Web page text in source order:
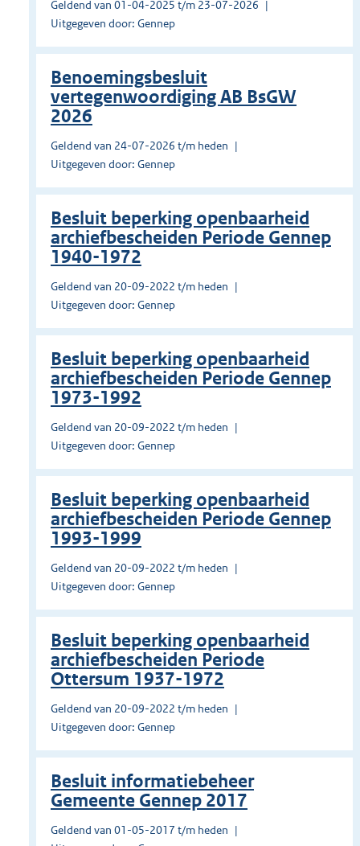
Geldend van 01-04-2025 t/m 23-07-2026
Uitgegeven door: Gennep
Benoemingsbesluit
vertegenwoordiging AB BsGW
2026
Geldend van 24-07-2026 t/m heden
Uitgegeven door: Gennep
Besluit beperking openbaarheid
archiefbescheiden Periode Gennep
1940-1972
Geldend van 20-09-2022 t/m heden
Uitgegeven door: Gennep
Besluit beperking openbaarheid
archiefbescheiden Periode Gennep
1973-1992
Geldend van 20-09-2022 t/m heden
Uitgegeven door: Gennep
Besluit beperking openbaarheid
archiefbescheiden Periode Gennep
1993-1999
Geldend van 20-09-2022 t/m heden
Uitgegeven door: Gennep
Besluit beperking openbaarheid
archiefbescheiden Periode
Ottersum 1937-1972
Geldend van 20-09-2022 t/m heden
Uitgegeven door: Gennep
Besluit informatiebeheer
Gemeente Gennep 2017
Geldend van 01-05-2017 t/m heden